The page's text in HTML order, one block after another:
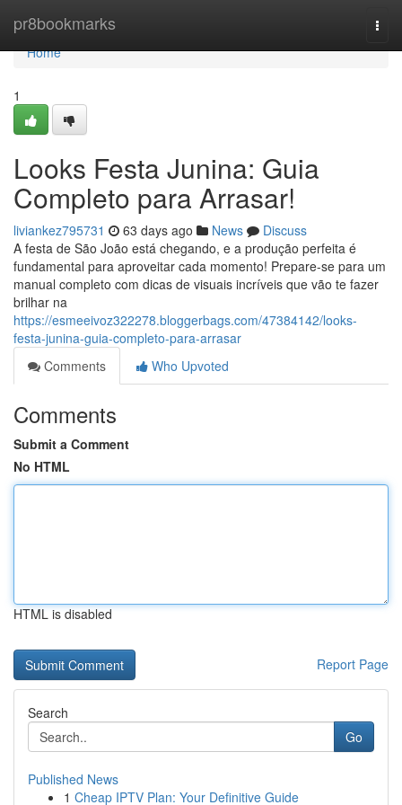
pr8bookmarks
Home
Home
1
Looks Festa Junina: Guia
Completo para Arrasar!
liviankez795731 63 days ago News
Discuss
A festa de São João está chegando, e a produção perfeita é
fundamental para aproveitar cada momento! Prepare-se para um
manual completo com dicas de visuais incríveis que vão te fazer
brilhar na
https://esmeeivoz322278.bloggerbags.com/47384142/looks-
festa-junina-guia-completo-para-arrasar
Comments
Who Upvoted
Comments
Submit a Comment
No HTML
HTML is disabled
Report Page
Search
Go
Published News
1 Cheap IPTV Plan: Your Definitive Guide